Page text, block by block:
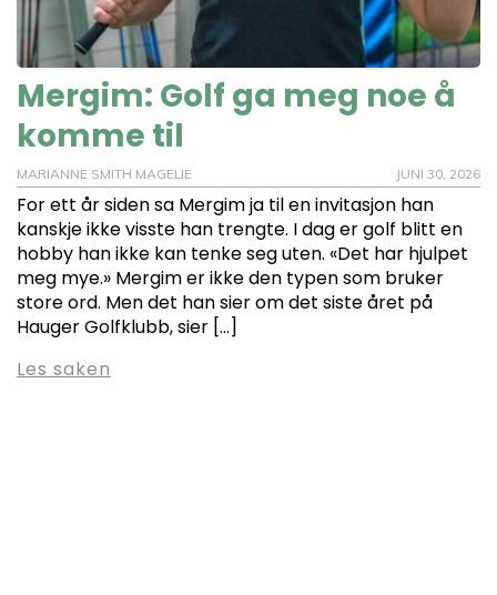
Mergim: Golf ga meg noe å
komme til
MARIANNE SMITH MAGELIE JUNI 30, 2026
For ett år siden sa Mergim ja til en invitasjon han
kanskje ikke visste han trengte. I dag er golf blitt en
hobby han ikke kan tenke seg uten. «Det har hjulpet
meg mye.» Mergim er ikke den typen som bruker
store ord. Men det han sier om det siste året på
Hauger Golfklubb, sier […]
Les saken